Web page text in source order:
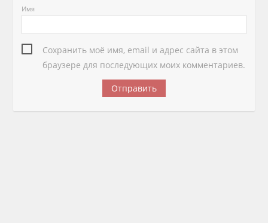
Имя
Сохранить моё имя, email и адрес сайта в этом
браузере для последующих моих комментариев.